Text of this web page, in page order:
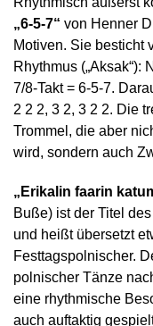
„6-5-7“ von Henner
Motiven. Sie besticht
Rhythmus („Aksak“):
7/8-Takt = 6-5-7.
2 2 2, 3 2, 3 2 2. Die
Trommel, die aber
wird, sondern auch
„Erikalin faarin
Buße) ist der Titel
und heißt übersetzt
Festtagspolnischer.
polnischer Tänze
eine rhythmische
auch auftaktig